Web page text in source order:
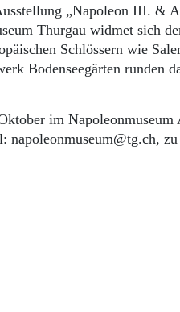
„Napoleon III. &
Thurgau widmet sich
Schlössern wie
Bodenseegärten runden
im Napoleonmuseum
zu